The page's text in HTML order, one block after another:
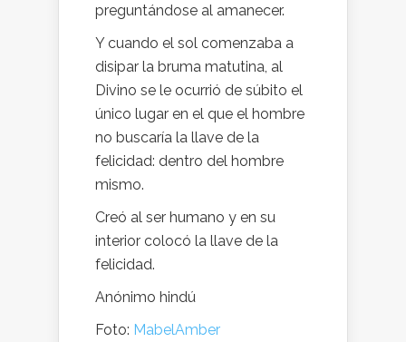
preguntándose al amanecer.
Y cuando el sol comenzaba a
disipar la bruma matutina, al
Divino se le ocurrió de súbito el
único lugar en el que el hombre
no buscaría la llave de la
felicidad: dentro del hombre
mismo.
Creó al ser humano y en su
interior colocó la llave de la
felicidad.
Anónimo hindú
Foto: MabelAmber